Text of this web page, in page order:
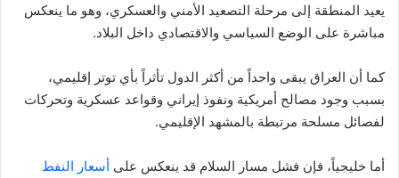
يعيد المنطقة إلى مرحلة التصعيد الأمني والعسكري، وهو ما ينعكس
مباشرة على الوضع السياسي والاقتصادي داخل البلاد.
كما أن العراق يبقى واحداً من أكثر الدول تأثراً بأي توتر إقليمي،
بسبب وجود مصالح أمريكية ونفوذ إيراني وقواعد عسكرية وتحركات
لفصائل مسلحة مرتبطة بالمشهد الإقليمي.
أما خليجياً، فإن فشل مسار السلام قد ينعكس على أسعار النفط